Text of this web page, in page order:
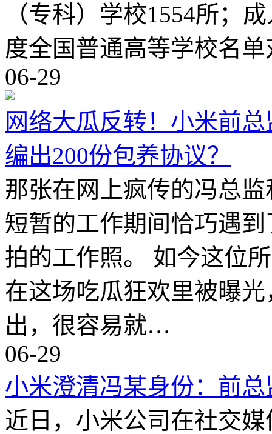
（专科）学校1554所；
度全国普通高等学校名
06-29
网络大瓜反转！小米前
编出200份包养协议？
那张在网上疯传的冯总
短暂的工作期间恰巧遇
拍的工作照。 如今这位
在这场吃瓜狂欢里被曝
出，很容易就…
06-29
小米澄清冯某身份：前
近日，小米公司在社交